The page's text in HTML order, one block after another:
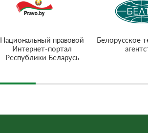
Национальный правовой
Интернет-портал
Республики Беларусь
Белорусское